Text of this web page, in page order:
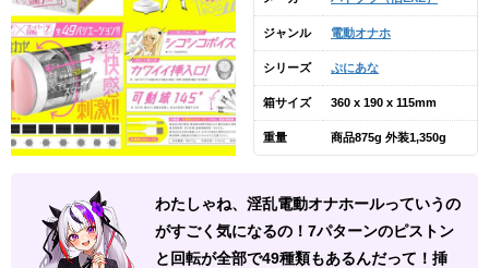
ジャンル 電動オナホ
シリーズ ぷにあな
箱サイズ 360 x 190 x 115mm
重量 商品875g 外装1,350g
わたしゃね、淫乱電動オナホールっていうの
がすごく気になるの！7パターンのピストン
と回転が全部で49種類もあるんだって！挿